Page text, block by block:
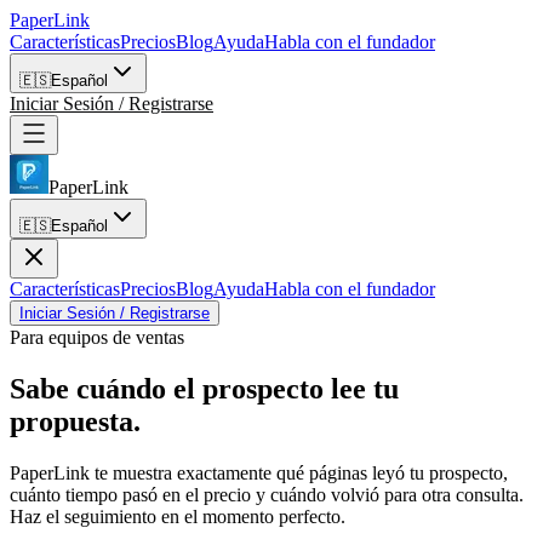
PaperLink
CaracterísticasPreciosBlogAyudaHabla con el fundador
🇪🇸Español
Iniciar Sesión / Registrarse
PaperLink
🇪🇸Español
CaracterísticasPreciosBlogAyudaHabla con el fundador
Iniciar Sesión / Registrarse
Para equipos de ventas
Sabe cuándo el prospecto lee tu
propuesta.
PaperLink te muestra exactamente qué páginas leyó tu prospecto,
cuánto tiempo pasó en el precio y cuándo volvió para otra consulta.
Haz el seguimiento en el momento perfecto.